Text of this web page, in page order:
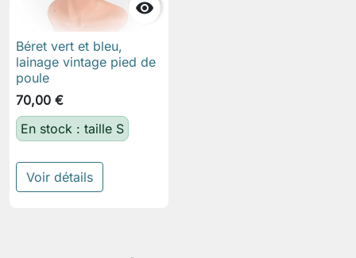

Béret vert et bleu,
lainage vintage pied de
poule
70,00 €
En stock : taille S
Voir détails